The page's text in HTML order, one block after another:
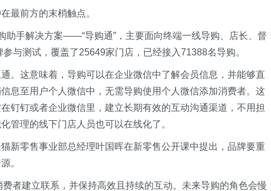
最前方的末梢触点。
助手解决方案——“导购通”，主要面向终端一线导购、店长、督
与测试，覆盖了25649家门店，已经接入71388名导购。
。这意味着，导购可以在企业微信中了解会员信息，并能够直
息至用户个人微信中，无需导购使用个人微信添加消费者。这
钉钉或者企业微信里，建立长期有效的互动沟通渠道，不用担
管理的线下门店人员也可以在线化了。
新零售事业部总经理叶国晖在新零售公开课中提出，品牌要重
。
者建立联系，并保持高效且持续的互动。未来导购的角色会慢